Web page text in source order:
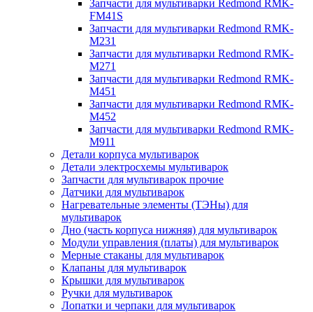
Запчасти для мультиварки Redmond RMK-
FM41S
Запчасти для мультиварки Redmond RMK-
M231
Запчасти для мультиварки Redmond RMK-
M271
Запчасти для мультиварки Redmond RMK-
M451
Запчасти для мультиварки Redmond RMK-
M452
Запчасти для мультиварки Redmond RMK-
M911
Детали корпуса мультиварок
Детали электросхемы мультиварок
Запчасти для мультиварок прочие
Датчики для мультиварок
Нагревательные элементы (ТЭНы) для
мультиварок
Дно (часть корпуса нижняя) для мультиварок
Модули управления (платы) для мультиварок
Мерные стаканы для мультиварок
Клапаны для мультиварок
Крышки для мультиварок
Ручки для мультиварок
Лопатки и черпаки для мультиварок